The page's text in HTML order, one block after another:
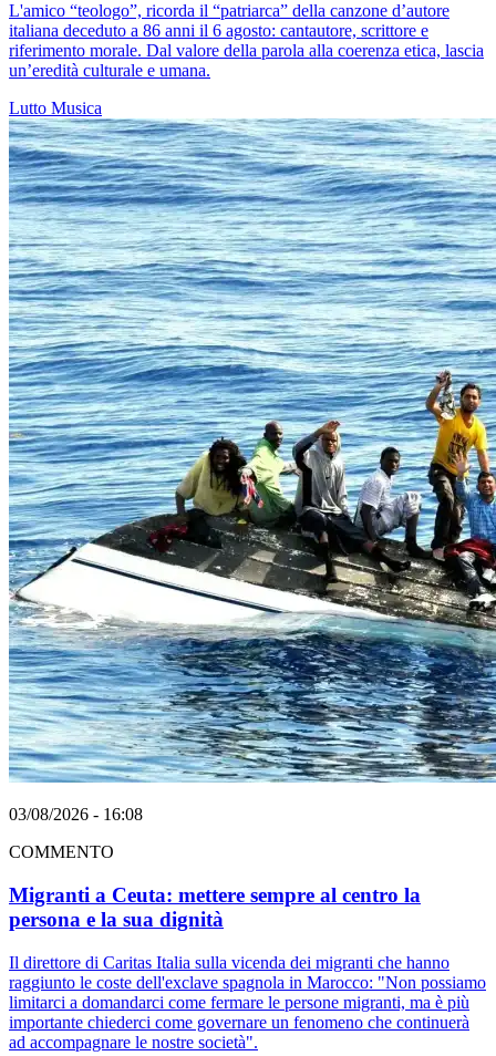
L'amico “teologo”, ricorda il “patriarca” della canzone d’autore
italiana deceduto a 86 anni il 6 agosto: cantautore, scrittore e
riferimento morale. Dal valore della parola alla coerenza etica, lascia
un’eredità culturale e umana.
Lutto Musica
03/08/2026 - 16:08
COMMENTO
Migranti a Ceuta: mettere sempre al centro la
persona e la sua dignità
Il direttore di Caritas Italia sulla vicenda dei migranti che hanno
raggiunto le coste dell'exclave spagnola in Marocco: "Non possiamo
limitarci a domandarci come fermare le persone migranti, ma è più
importante chiederci come governare un fenomeno che continuerà
ad accompagnare le nostre società".